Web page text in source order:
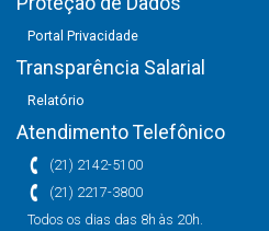
Portal Privacidade
Transparência Salarial
Relatório
Atendimento Telefônico
(21) 2142-5100
(21) 2217-3800
Todos os dias das 8h às 20h.